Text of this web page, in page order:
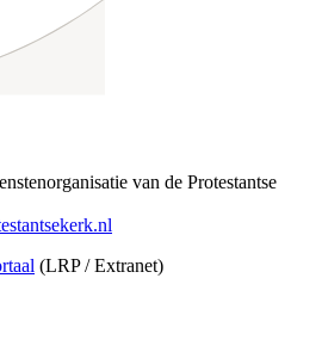
van de Protestantse
(LRP / Extranet)